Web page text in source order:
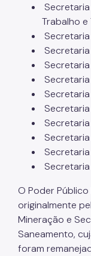
Trabalho e
O Poder
originalmente
Mineração e
Saneamento,
foram